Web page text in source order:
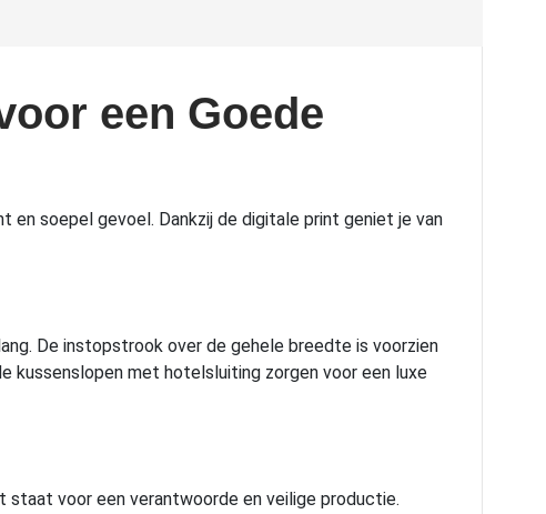
een Goede
en soepel gevoel. Dankzij de digitale print geniet je van
De instopstrook over de gehele breedte is voorzien
kussenslopen met hotelsluiting zorgen voor een luxe
staat voor een verantwoorde en veilige productie.